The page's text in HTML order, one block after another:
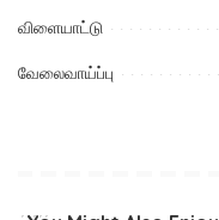
விளையாட்டு
வேலைவாய்ப்பு